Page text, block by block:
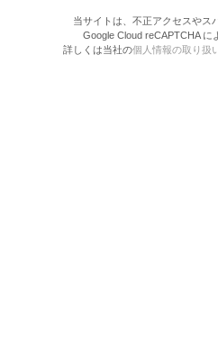
当サイトは、不正アクセスやス
Google Cloud reCAPTCHA に
詳しくは当社の個人情報の取り扱